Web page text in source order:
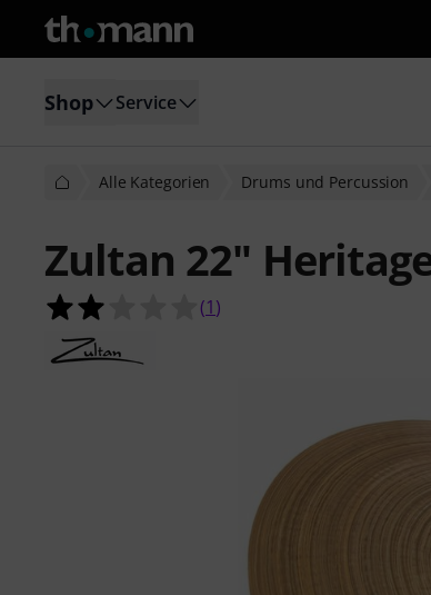
Shop Service
Alle Kategorien Drums und Percussion
Zultan 22"
2.0 von 5 Sternen aus 1
(1)